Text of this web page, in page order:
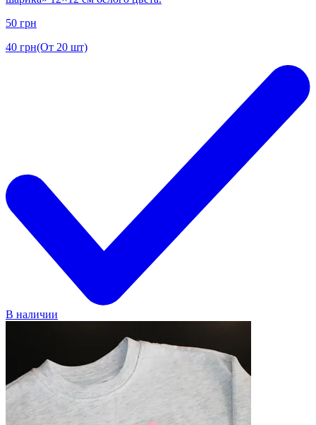
50 грн
40 грн(От 20 шт)
В наличии